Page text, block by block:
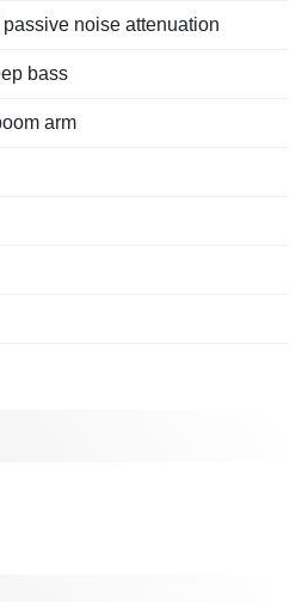
noise attenuation
bass
arm